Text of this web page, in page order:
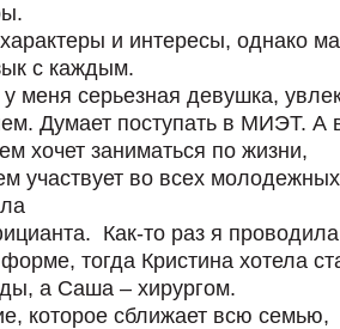
и интересы, однако
с каждым.
меня серьезная девушка,
Думает поступать в МИЭТ. А
хочет заниматься по жизни,
участвует во всех
Как-то раз я
тогда Кристина хотела
а Саша – хирургом.
которое сближает всю семью,